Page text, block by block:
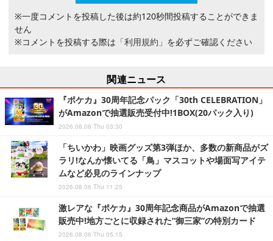
※一度コメントを投稿した後は約120秒間投稿することができま
せん
※コメントを投稿する際は 「利用規約」 を必ずご確認ください
関連ニュース
『ポケカ』30周年記念パック「30th CELEBRATION」
がAmazonで抽選販売受付中!1BOX(20パック入り)
2026.08.06 Thu 03:30
「ちいかわ」映画グッズ第3弾ほか、多数の新商品がズ
ラリ!なんか懐いてる「鳥」マスコットや場面写アイテ
ムなど必見のラインナップ
2026.08.06 Thu 11:25
激レアな『ポケカ』30周年記念商品がAmazonで抽選
販売中!地方ごとに収録された“御三家”の特別カード
2026.08.06 Thu 05:15